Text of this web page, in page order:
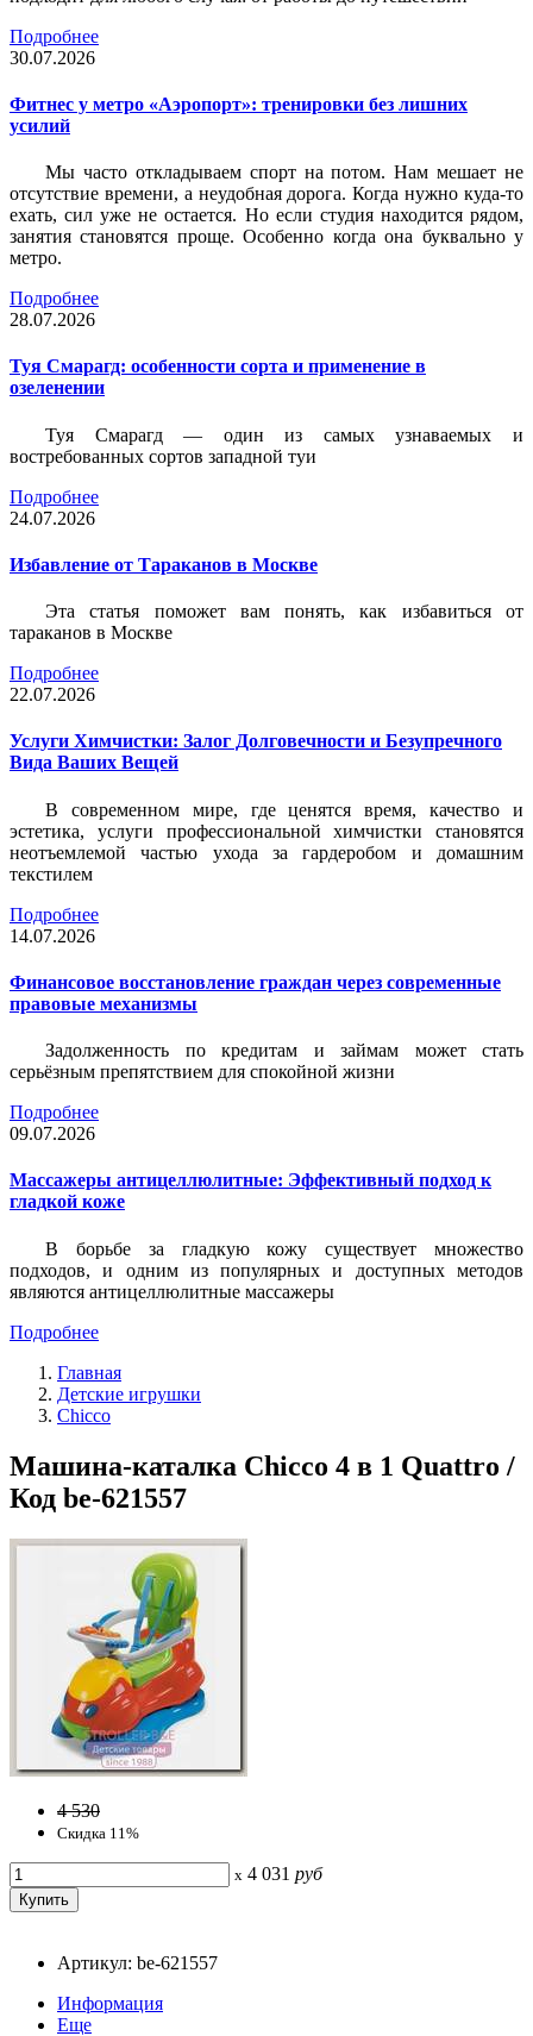
Подробнее
30.07.2026
Фитнес у метро «Аэропорт»: тренировки без лишних
усилий
Мы часто откладываем спорт на потом. Нам мешает не
отсутствие времени, а неудобная дорога. Когда нужно куда-то
ехать, сил уже не остается. Но если студия находится рядом,
занятия становятся проще. Особенно когда она буквально у
метро.
Подробнее
28.07.2026
Туя Смарагд: особенности сорта и применение в
озеленении
Туя Смарагд — один из самых узнаваемых и
востребованных сортов западной туи
Подробнее
24.07.2026
Избавление от Тараканов в Москве
Эта статья поможет вам понять, как избавиться от
тараканов в Москве
Подробнее
22.07.2026
Услуги Химчистки: Залог Долговечности и Безупречного
Вида Ваших Вещей
В современном мире, где ценятся время, качество и
эстетика, услуги профессиональной химчистки становятся
неотъемлемой частью ухода за гардеробом и домашним
текстилем
Подробнее
14.07.2026
Финансовое восстановление граждан через современные
правовые механизмы
Задолженность по кредитам и займам может стать
серьёзным препятствием для спокойной жизни
Подробнее
09.07.2026
Массажеры антицеллюлитные: Эффективный подход к
гладкой коже
В борьбе за гладкую кожу существует множество
подходов, и одним из популярных и доступных методов
являются антицеллюлитные массажеры
Подробнее
Главная
Детские игрушки
Chicco
Машина-каталка Chicco 4 в 1 Quattro /
Код be-621557
4 530
Скидка 11%
x 4 031 руб
Артикул: be-621557
Информация
Еще